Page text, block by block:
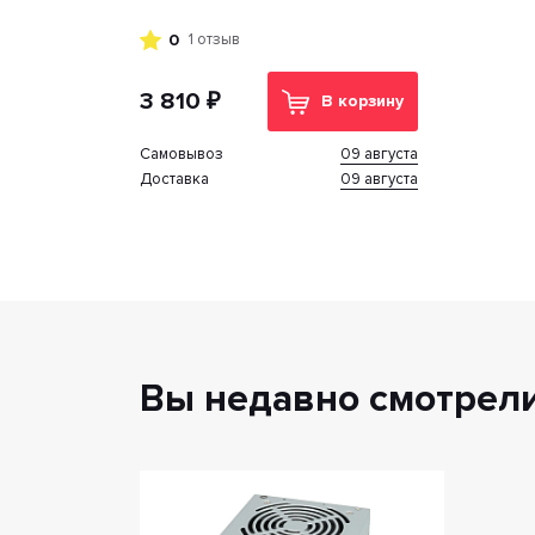
0 1 отзыв
3 810 ₽ В корзину
Cамовывоз
09 августа
Доставка
09 августа
Вы недавно